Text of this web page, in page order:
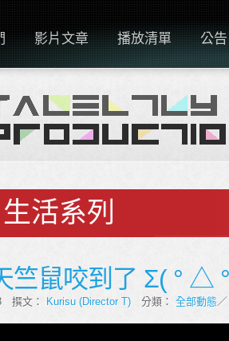
影片文章 播放清單 公告
生活系列
竺鼠咬到了 Σ( ° △
撰文： Kurisu (Director T) 分類： 全部動態